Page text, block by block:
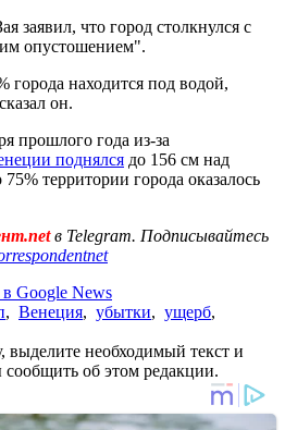
заявил, что город столкнулся с
опустошением".
находится под водой,
он.
прошлого года из-за
поднялся до 156 см над
территории города оказалось
в Telegram. Подписывайтесь
Google News
, Венеция, убытки, ущерб,
необходимый текст и
об этом редакции.